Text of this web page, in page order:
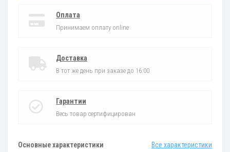
Основные характеристики Все характеристики
Оплата
Принимаем оплату online
Доставка
В тот же день при заказе до 16:00
Гарантии
Весь товар сертифицирован